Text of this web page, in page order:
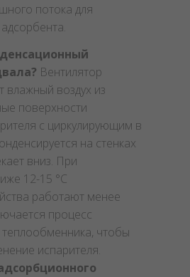
потока для
Вентилятор
влажный воздух из
поверхности
с циркулирующим в
на стенках
вниз. При
12-15 °C
работают менее
процесс
чтобы
испарителя.